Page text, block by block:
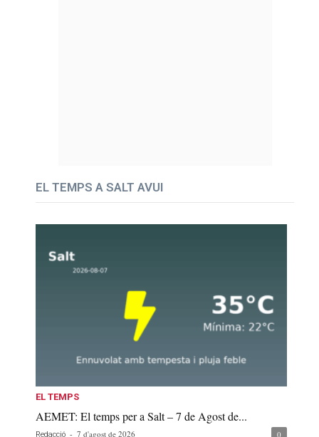
EL TEMPS A SALT AVUI
EL TEMPS
AEMET: El temps per a Salt – 7 de Agost de...
Redacció - 7 d'agost de 2026 0